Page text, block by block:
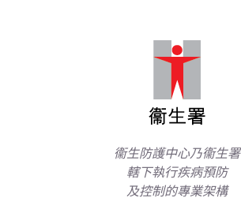
衞生防護中心乃衞生署
轄下執行疾病預防
及控制的專業架構